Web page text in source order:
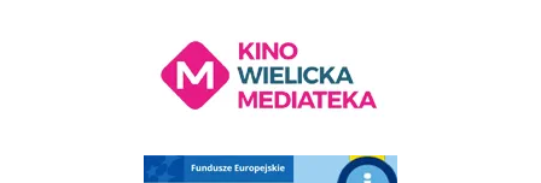
Punkt Obsługi Ekodoradcy Wieliczka